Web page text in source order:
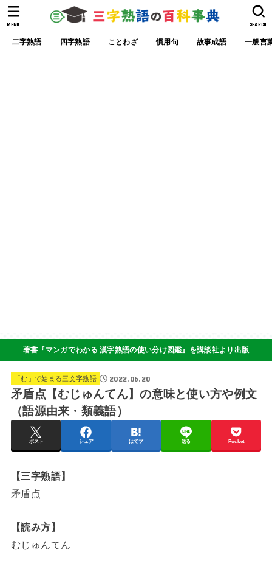
二字熟語 四字熟語 ことわざ 慣用句 故事成語 一般言
SEARCH
MENU
著書『マンガでわかる 漢字熟語の使い分け図鑑』を講談社より出版
「む」で始まる三文字熟語 2022.06.20
矛盾点【むじゅんてん】の意味と使い方や例文
（語源由来・類義語）
ポスト シェア はてブ 送る Pocket
【三字熟語】
矛盾点
【読み方】
むじゅんてん